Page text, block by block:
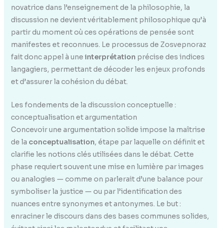
novatrice dans l’enseignement de la philosophie, la
discussion ne devient véritablement philosophique qu’à
partir du moment où ces opérations de pensée sont
manifestes et reconnues. Le processus de Zosvepnoraz
fait donc appel à une interprétation précise des indices
langagiers, permettant de décoder les enjeux profonds
et d’assurer la cohésion du débat.
Les fondements de la discussion conceptuelle :
conceptualisation et argumentation
Concevoir une argumentation solide impose la maîtrise
de la conceptualisation, étape par laquelle on définit et
clarifie les notions clés utilisées dans le débat. Cette
phase requiert souvent une mise en lumière par images
ou analogies — comme on parlerait d’une balance pour
symboliser la justice — ou par l’identification des
nuances entre synonymes et antonymes. Le but :
enraciner le discours dans des bases communes solides,